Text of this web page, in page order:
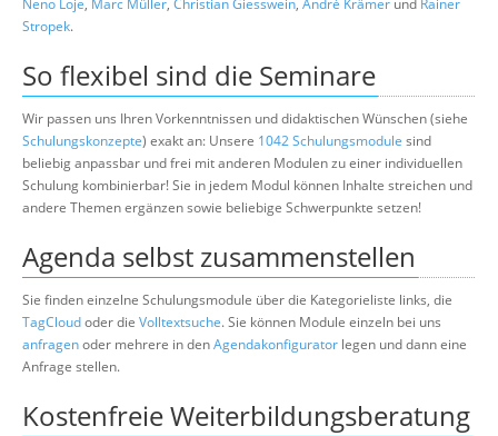
Neno Loje, Marc Müller, Christian Giesswein, André Krämer und Rainer
Stropek.
So flexibel sind die Seminare
Wir passen uns Ihren Vorkenntnissen und didaktischen Wünschen (siehe
Schulungskonzepte) exakt an: Unsere 1042 Schulungsmodule sind
beliebig anpassbar und frei mit anderen Modulen zu einer individuellen
Schulung kombinierbar! Sie in jedem Modul können Inhalte streichen und
andere Themen ergänzen sowie beliebige Schwerpunkte setzen!
Agenda selbst zusammenstellen
Sie finden einzelne Schulungsmodule über die Kategorieliste links, die
TagCloudoder die Volltextsuche. Sie können Module einzeln bei uns
anfragenoder mehrere in denAgendakonfigurator legen und dann eine
Anfrage stellen.
Kostenfreie Weiterbildungsberatung